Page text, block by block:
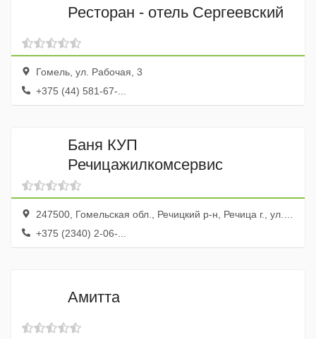
Ресторан - отель Сергеевский
Гомель, ул. Рабочая, 3
+375 (44) 581-67-...
Баня КУП
Речицажилкомсервис
247500, Гомельская обл., Речицкий р-н, Речица г., ул. Жиляка, 13
+375 (2340) 2-06-...
Амитта